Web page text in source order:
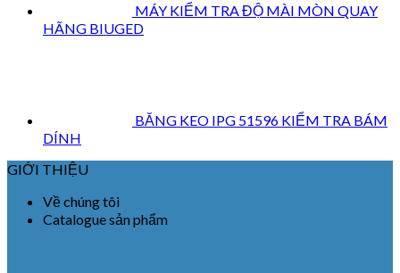
MÁY KIỂM TRA ĐỘ MÀI MÒN QUAY
HÃNG BIUGED
BĂNG KEO IPG 51596 KIỂM TRA BÁM
DÍNH
GIỚI THIỆU
Về chúng tôi
Catalogue sản phẩm